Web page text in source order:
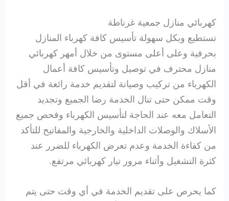
كهربائي منازل جمعية غرناطة
تستطيع وبكل سهولة تأسيس كافة كهرباء المنازل
بحرفية وعلى أعلى مستوى من خلال أمهر كهربائي
منازل محترف في توصيل وتأسيس كافة أعمال
الكهرباء من تركيب وصيانة لتقديم خدمة رائعة في أقل
وقت ممكن حتى تنال الخدمة رضا الجميع وتجديد
التعامل معه عند الحاجة لتأسيس الكهرباء وفحص جميع
الأسلاك والوصلات الداخلية والخارجية والمفاتيح للتأكد
من كفاءة الخدمة وعدم تعرض الكهرباء للضرر عند
كثرة التشغيل وأثناء مرور تيار كهربائي مرتفع.
كما يحرص على تقديم الخدمة في أي وقت حتى يتم